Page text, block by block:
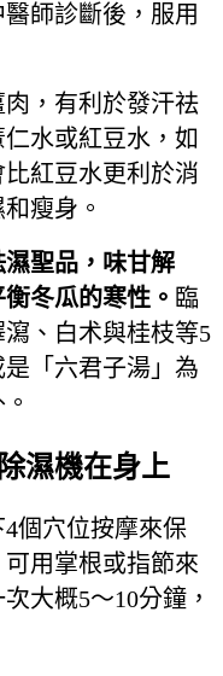
師診斷後，服用
，有利於發汗祛
水或紅豆水，如
紅豆水更利於消
瘦身。
濕聖品，味甘解
冬瓜的寒性。 臨
、白术與桂枝等5
「六君子湯」為
濕機在身上
個穴位按摩來保
用掌根或指節來
大概5～10分鐘，